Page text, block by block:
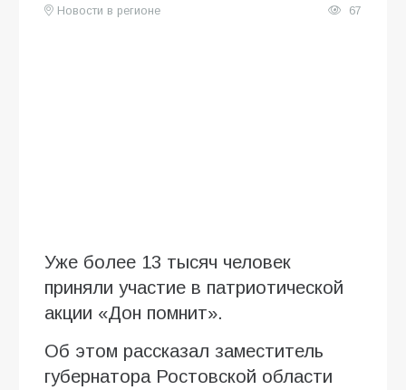
Новости в регионе
67
Уже более 13 тысяч человек
приняли участие в патриотической
акции «Дон помнит».
Об этом рассказал заместитель
губернатора Ростовской области